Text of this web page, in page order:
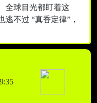
全球目光都盯着这
不过 “真香定律”，